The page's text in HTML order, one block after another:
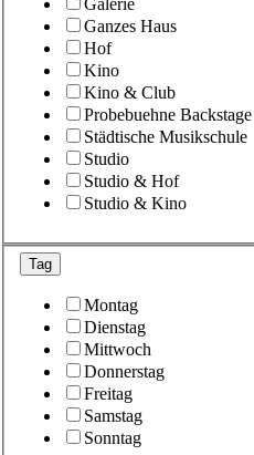
Ganzes Haus
Hof
Kino
Kino & Club
Probebuehne Backstage
Städtische Musikschule
Studio
Studio & Hof
Studio & Kino
Tag
Montag
Dienstag
Mittwoch
Donnerstag
Freitag
Samstag
Sonntag